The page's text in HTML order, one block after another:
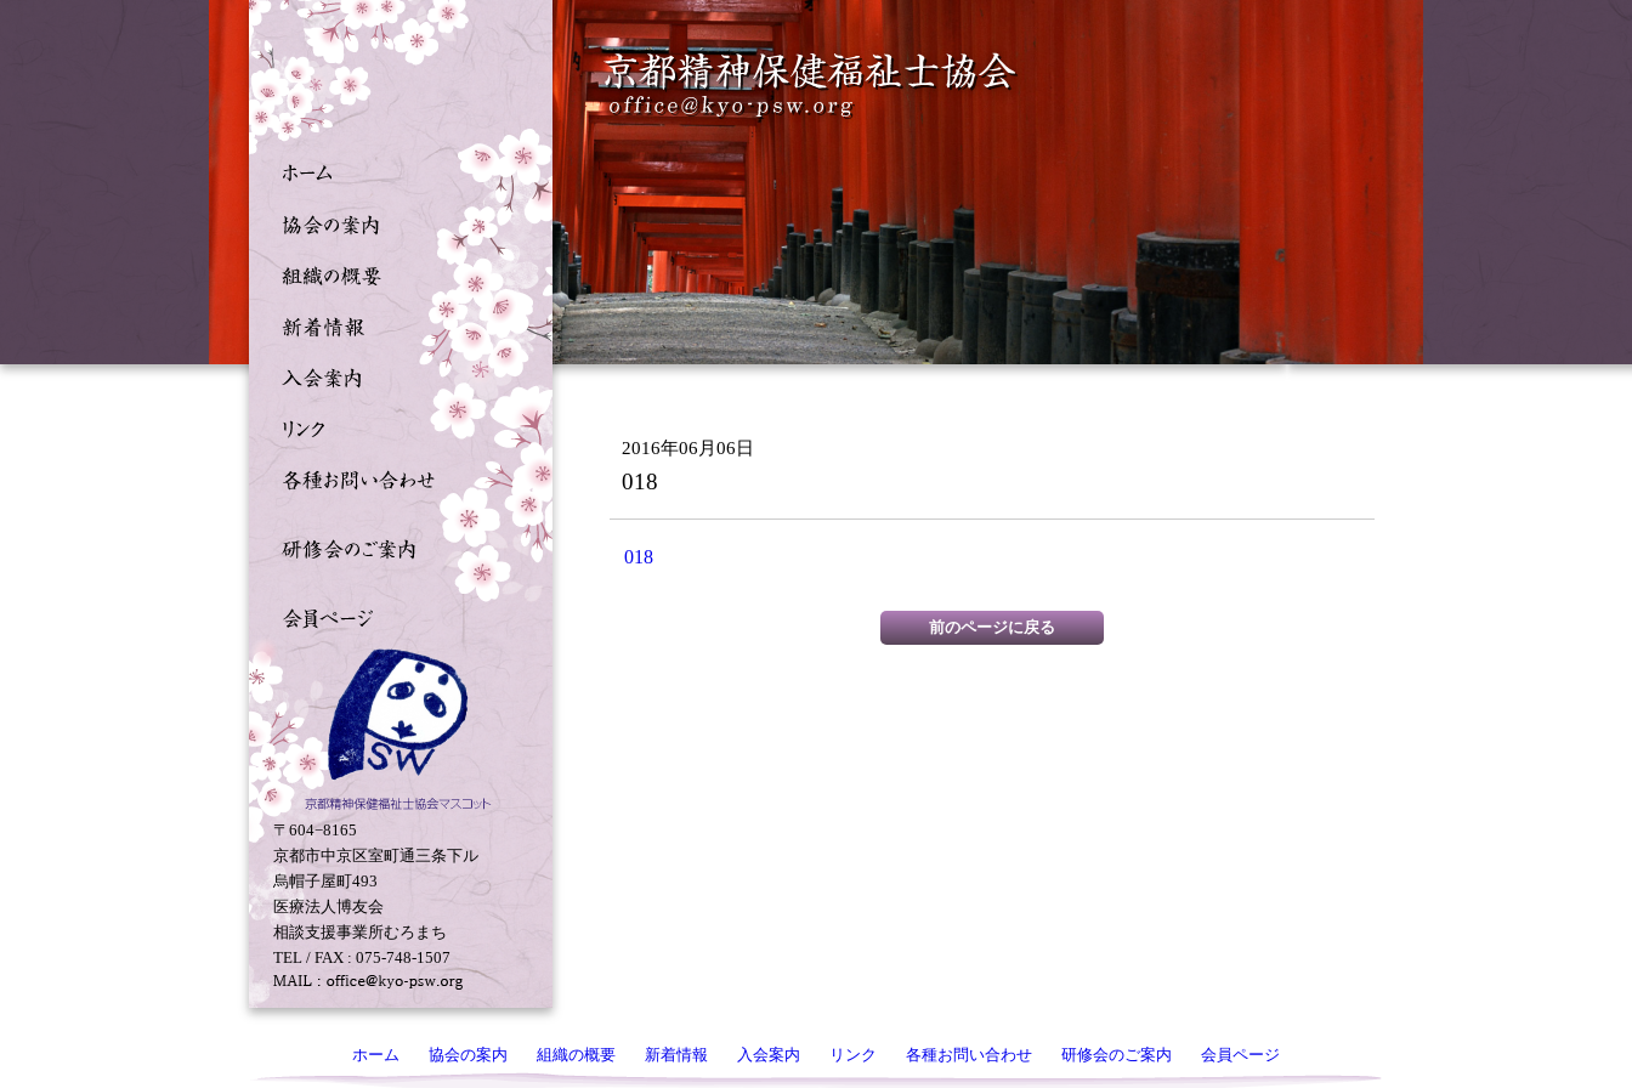
〒604−8165
京都市中京区室町通三条下ル
烏帽子屋町493
医療法人博友会
相談支援事業所むろまち
TEL / FAX : 075-748-1507
2016年06月06日
018
018
ホーム 協会の案内 組織の概要 新着情報 入会案内 リンク 各種お問い合わせ 研修会のご案内 会員ページ